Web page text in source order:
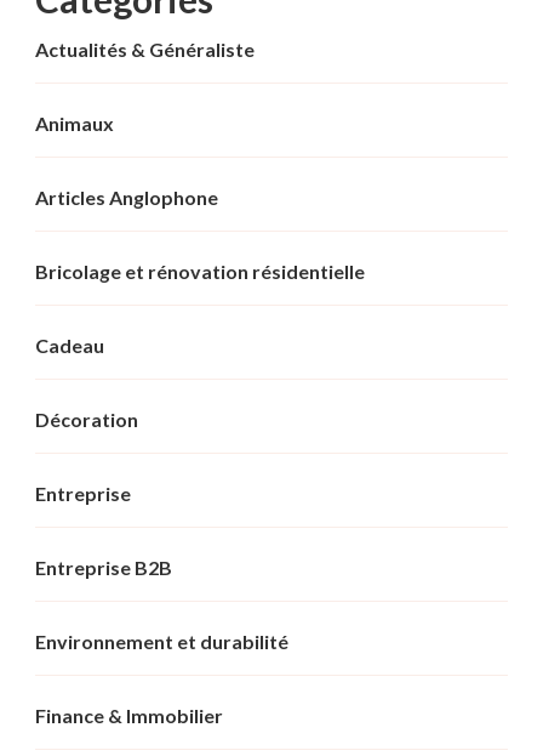
Actualités & Généraliste
Animaux
Articles Anglophone
Bricolage et rénovation résidentielle
Cadeau
Décoration
Entreprise
Entreprise B2B
Environnement et durabilité
Finance & Immobilier